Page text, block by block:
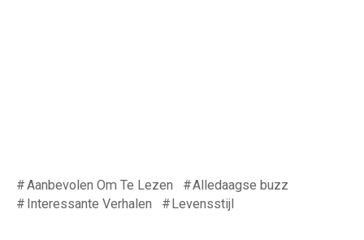
Aanbevolen Om Te Lezen
Alledaagse buzz
Interessante Verhalen
Levensstijl